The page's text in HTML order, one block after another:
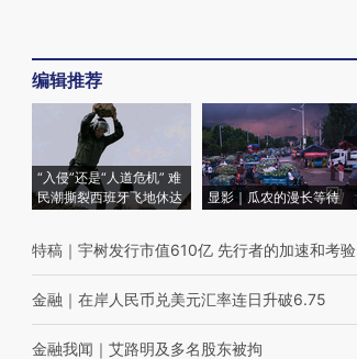
编辑推荐
“入侵”还是“人道危机” 难
民潮撕裂西班牙飞地休达
显影｜瓜农的漫长等待
特稿 ｜ 宇树发行市值610亿 先行者的加速和考验
金融 ｜ 在岸人民币兑美元汇率连日升破6.75
金融我闻 ｜ 艾路明及多名股东被拘